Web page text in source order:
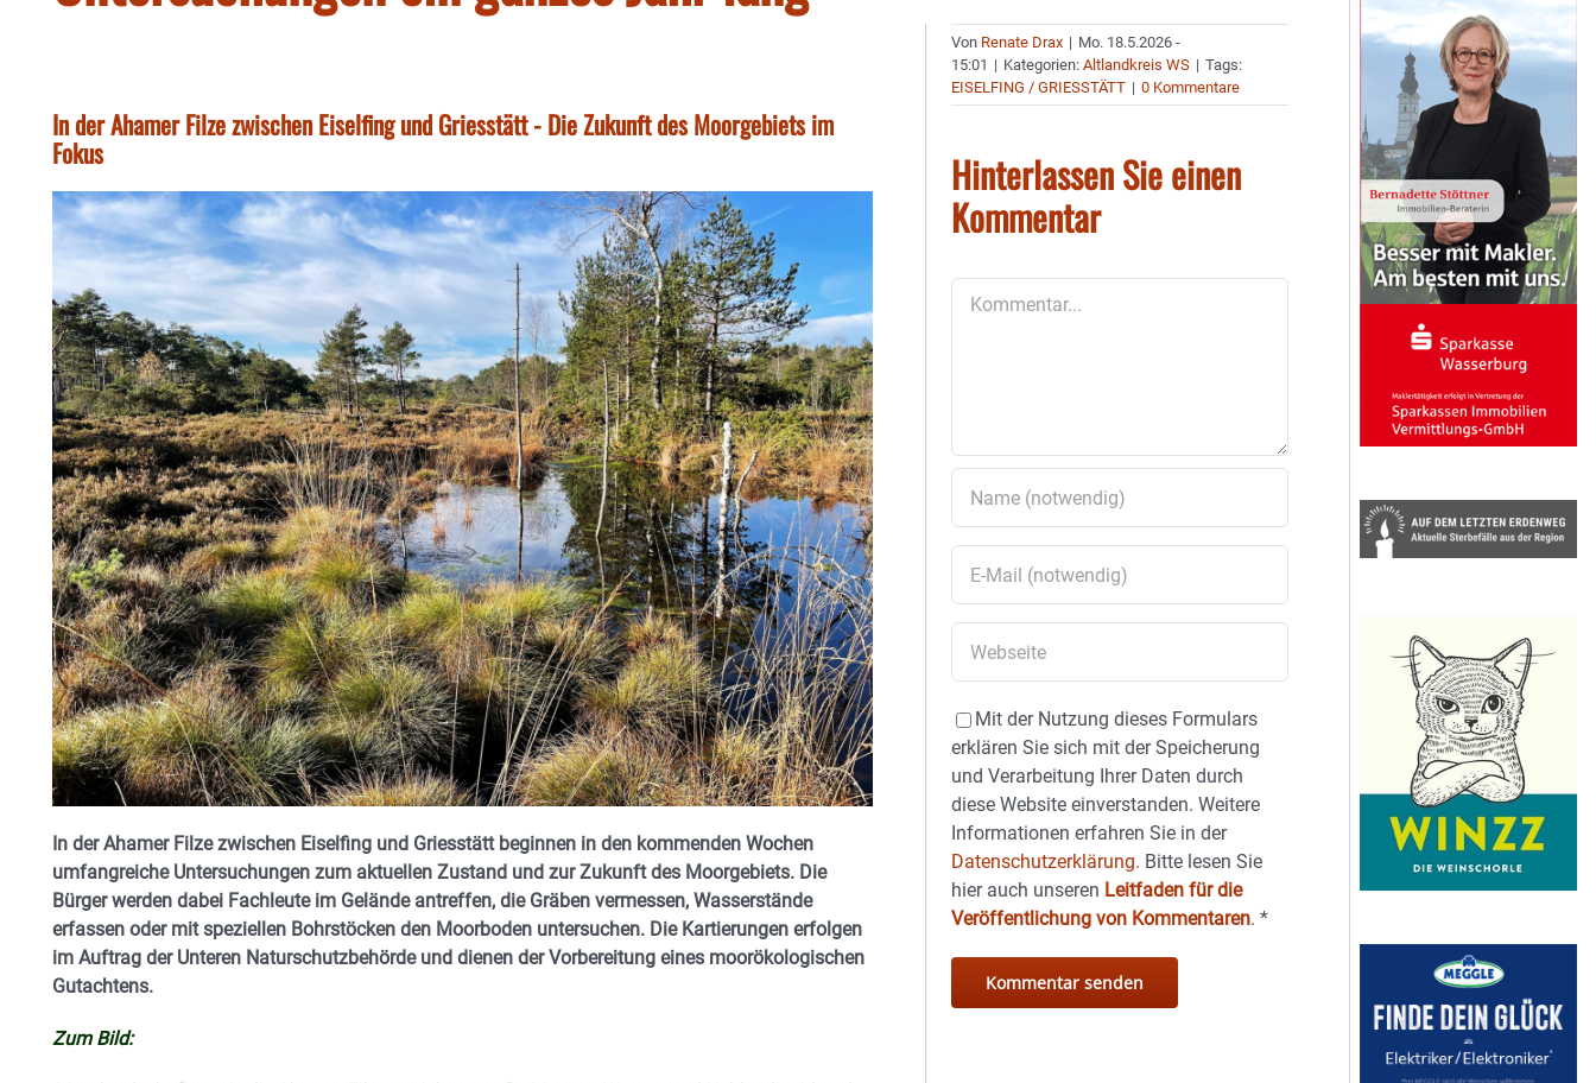
In der Ahamer Filze zwischen Eiselfing und Griesstätt - Die Zukunft des Moorgebiets im
Fokus
In der Ahamer Filze zwischen Eiselfing und Griesstätt beginnen in den kommenden Wochen
umfangreiche Untersuchungen zum aktuellen Zustand und zur Zukunft des Moorgebiets. Die
Bürger werden dabei Fachleute im Gelände antreffen, die Gräben vermessen, Wasserstände
erfassen oder mit speziellen Bohrstöcken den Moorboden untersuchen. Die Kartierungen erfolgen
im Auftrag der Unteren Naturschutzbehörde und dienen der Vorbereitung eines moorökologischen
Gutachtens.
Zum Bild:
Von Renate Drax | Mo. 18.5.2026 -
15:01 | Kategorien:Altlandkreis WS | Tags:
EISELFING / GRIESSTÄTT | 0 Kommentare
Hinterlassen Sie einen
Kommentar
Mit der Nutzung dieses Formulars
erklären Sie sich mit der Speicherung
und Verarbeitung Ihrer Daten durch
diese Website einverstanden. Weitere
Informationen erfahren Sie in der
Datenschutzerklärung. Bitte lesen Sie
hier auch unseren Leitfaden für die
Veröffentlichung von Kommentaren.*